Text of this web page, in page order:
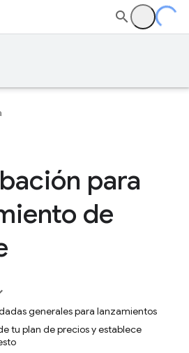
para
de
generales para lanzamientos
tu plan de precios y establece